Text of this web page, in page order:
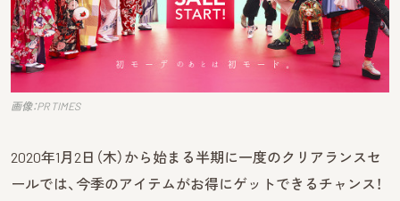
画像：PR TIMES
2020年1月2日（木）から始まる半期に一度のクリアランスセ
ールでは、今季のアイテムがお得にゲットできるチャンス！